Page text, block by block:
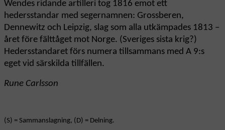
Wendes ridande artilleri tog 1816 emot ett
hedersstandar med segernamnen: Grossberen,
Dennewitz och Leipzig, slag som alla utkämpades 1813 –
året före fälttåget mot Norge. (Sveriges sista krig?)
Hedersstandaret förs numera tillsammans med A 9:s
eget vid särskilda tillfällen.
Rune Carlsson
(S) = Sammanslagning, (D) = Delning.